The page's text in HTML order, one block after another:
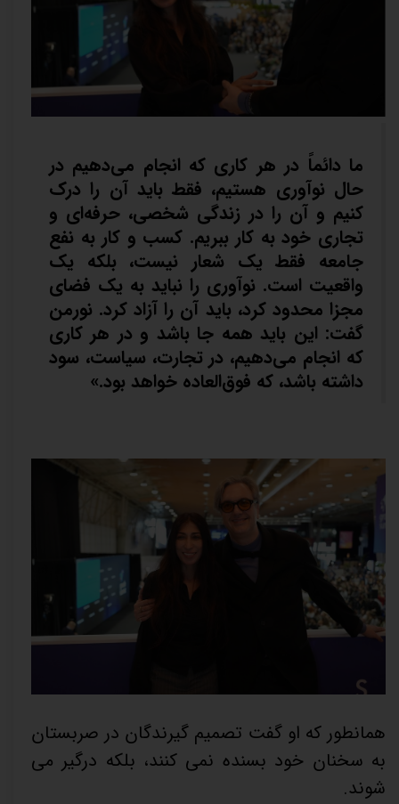
ما دائماً در هر کاری که انجام می‌دهیم در
حال نوآوری هستیم، فقط باید آن را درک
کنیم و آن را در زندگی شخصی، حرفه‌ای و
تجاری خود به کار ببریم. کسب و کار به نفع
جامعه فقط یک شعار نیست، بلکه یک
واقعیت است. نوآوری را نباید به یک فضای
مجزا محدود کرد، باید آن را آزاد کرد. نورمن
گفت: این باید همه جا باشد و در هر کاری
که انجام می‌دهیم، در تجارت، سیاست، سود
داشته باشد، که فوق‌العاده خواهد بود.»
همانطور که او گفت تصمیم گیرندگان در صربستان
به سخنان خود بسنده نمی کنند، بلکه درگیر می
شوند.